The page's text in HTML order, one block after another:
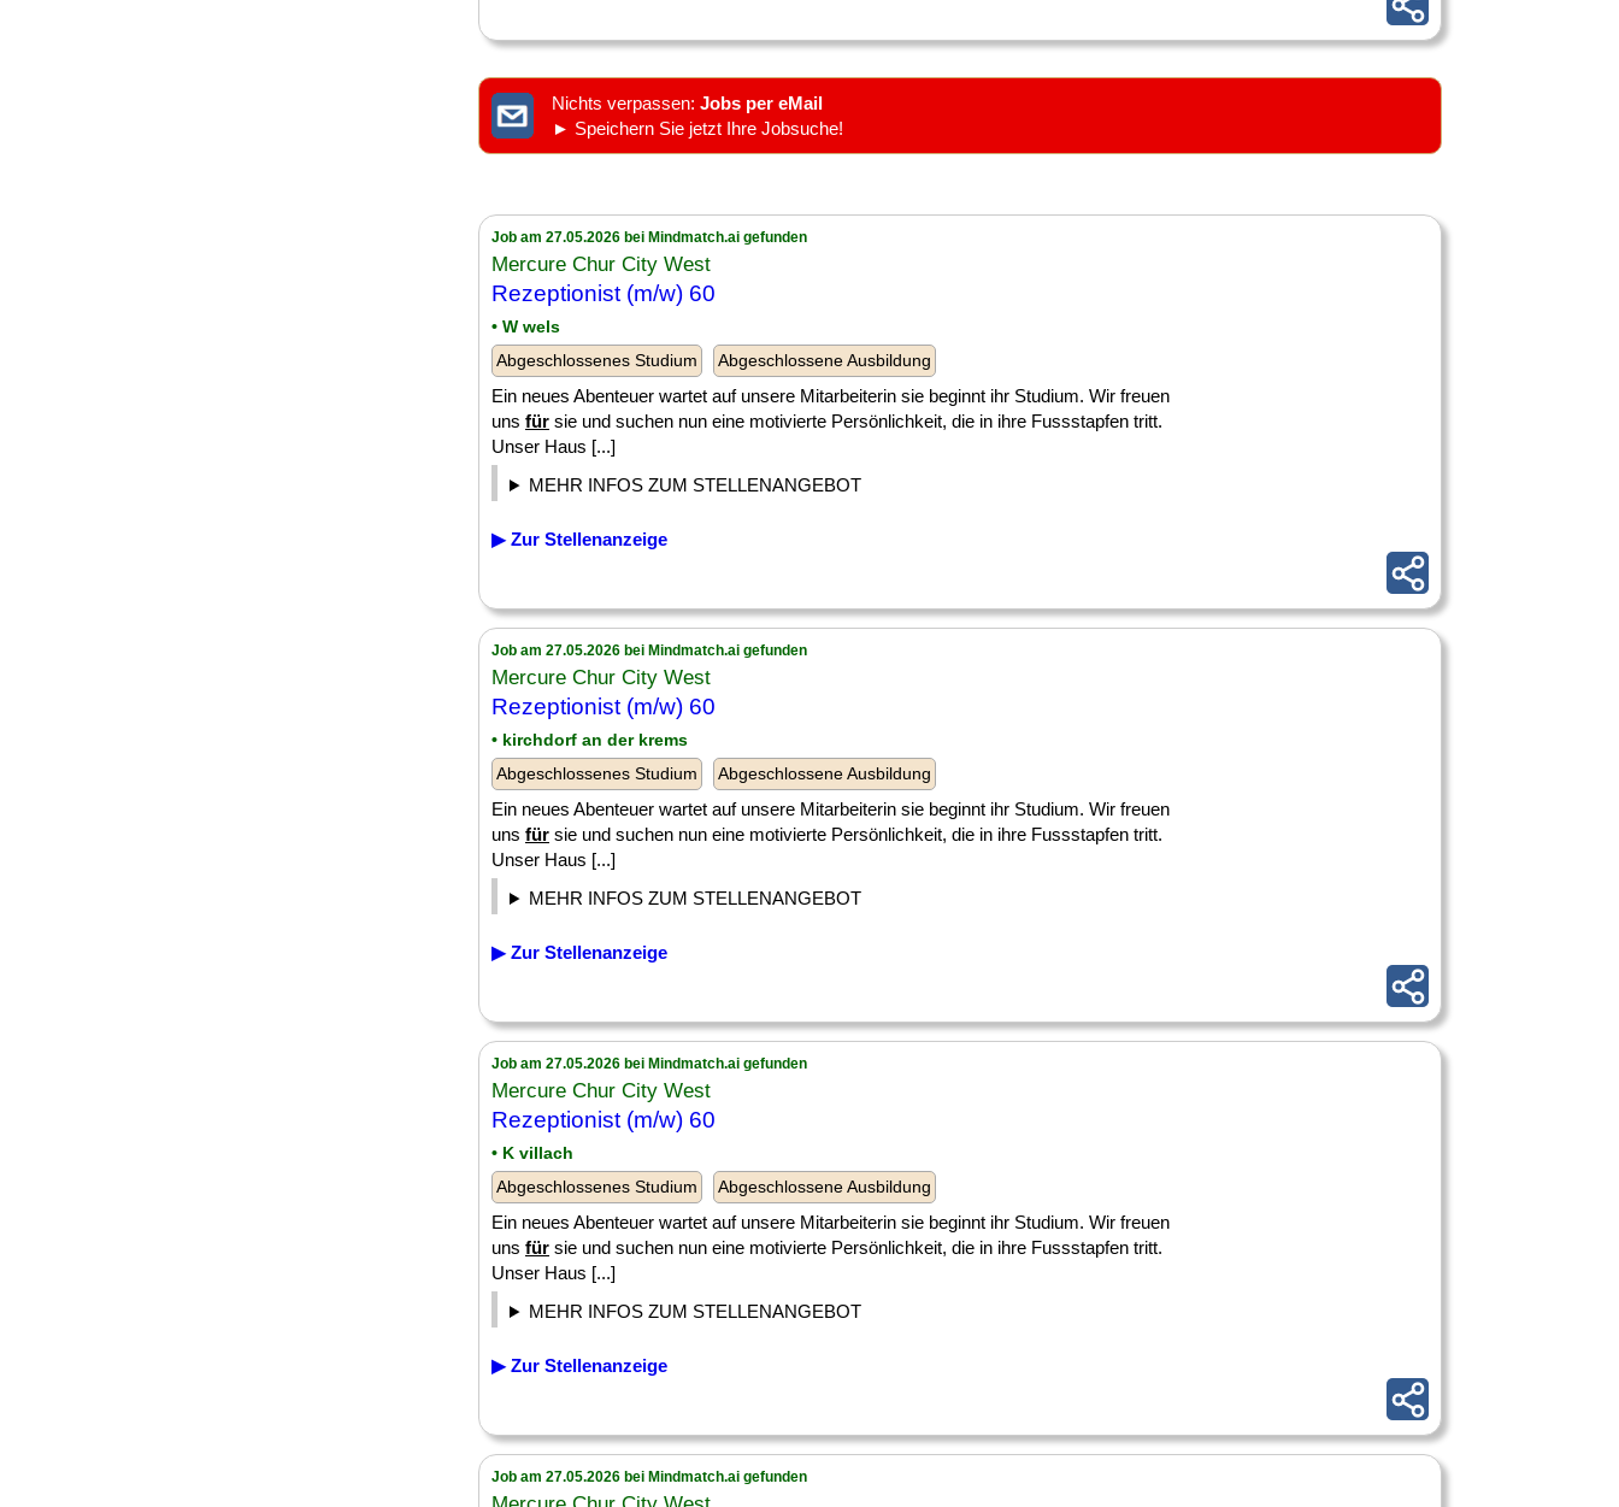
Nichts verpassen: Jobs per eMail
► Speichern Sie jetzt Ihre Jobsuche!
Job am 27.05.2026 bei Mindmatch.ai gefunden
Mercure Chur City West
Rezeptionist (m/w) 60
• W wels
Abgeschlossenes Studium
Abgeschlossene Ausbildung
Ein neues Abenteuer wartet auf unsere Mitarbeiterin sie beginnt ihr Studium. Wir freuen
uns für sie und suchen nun eine motivierte Persönlichkeit, die in ihre Fussstapfen tritt.
Unser Haus [...]
MEHR INFOS ZUM STELLENANGEBOT
▶ Zur Stellenanzeige
Job am 27.05.2026 bei Mindmatch.ai gefunden
Mercure Chur City West
Rezeptionist (m/w) 60
• kirchdorf an der krems
Abgeschlossenes Studium
Abgeschlossene Ausbildung
Ein neues Abenteuer wartet auf unsere Mitarbeiterin sie beginnt ihr Studium. Wir freuen
uns für sie und suchen nun eine motivierte Persönlichkeit, die in ihre Fussstapfen tritt.
Unser Haus [...]
MEHR INFOS ZUM STELLENANGEBOT
▶ Zur Stellenanzeige
Job am 27.05.2026 bei Mindmatch.ai gefunden
Mercure Chur City West
Rezeptionist (m/w) 60
• K villach
Abgeschlossenes Studium
Abgeschlossene Ausbildung
Ein neues Abenteuer wartet auf unsere Mitarbeiterin sie beginnt ihr Studium. Wir freuen
uns für sie und suchen nun eine motivierte Persönlichkeit, die in ihre Fussstapfen tritt.
Unser Haus [...]
MEHR INFOS ZUM STELLENANGEBOT
▶ Zur Stellenanzeige
Job am 27.05.2026 bei Mindmatch.ai gefunden